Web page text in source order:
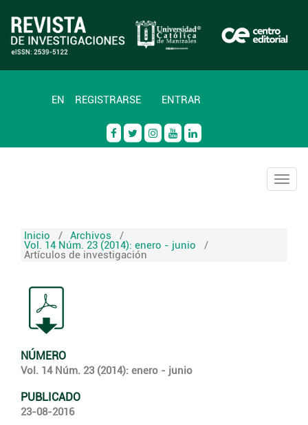
EN REGISTRARSE ENTRAR
Inicio / Archivos /
Vol. 14 Núm. 23 (2014): enero - junio /
Artículos de investigación
NÚMERO
Vol. 14 Núm. 23 (2014): enero - junio
PUBLICADO
23-08-2016